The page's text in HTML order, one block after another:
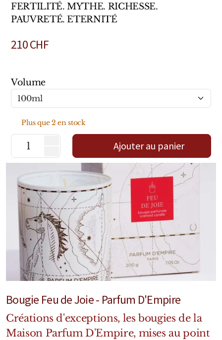
FERTILITÉ. MYTHE. RICHESSE.
PAUVRETÉ. ETERNITÉ
210CHF
Volume
Plus que 2 en stock
Ajouter au panier
Bougie Feu de Joie - Parfum D'Empire
Créations d'exceptions, les bougies de la
Maison Parfum D'Empire, mises au point
Marques Néerlandaises
Clive Christian
Marques Argentines
Pour Lui
Pour Elle
Mixte
Bougies
Diffuseurs
Cosmétiques